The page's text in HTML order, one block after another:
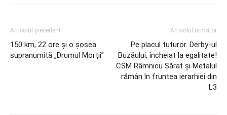
Articolul precedent
150 km, 22 ore și o șosea
supranumită „Drumul Morții”
Articolul următor
Pe placul tuturor. Derby-ul
Buzăului, încheiat la egalitate!
CSM Râmnicu Sărat şi Metalul
rămân în fruntea ierarhiei din
L3